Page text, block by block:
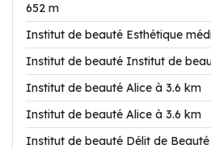
652 m
Institut de beauté Esthétique
Institut de beauté Institut de
Institut de beauté Alice à 3.6 km
Institut de beauté Alice à 3.6 km
Institut de beauté Délit de